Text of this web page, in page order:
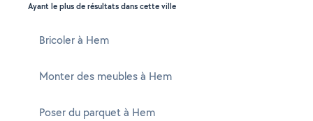
Ayant le plus de résultats dans cette ville
Bricoler à Hem
Monter des meubles à Hem
Poser du parquet à Hem